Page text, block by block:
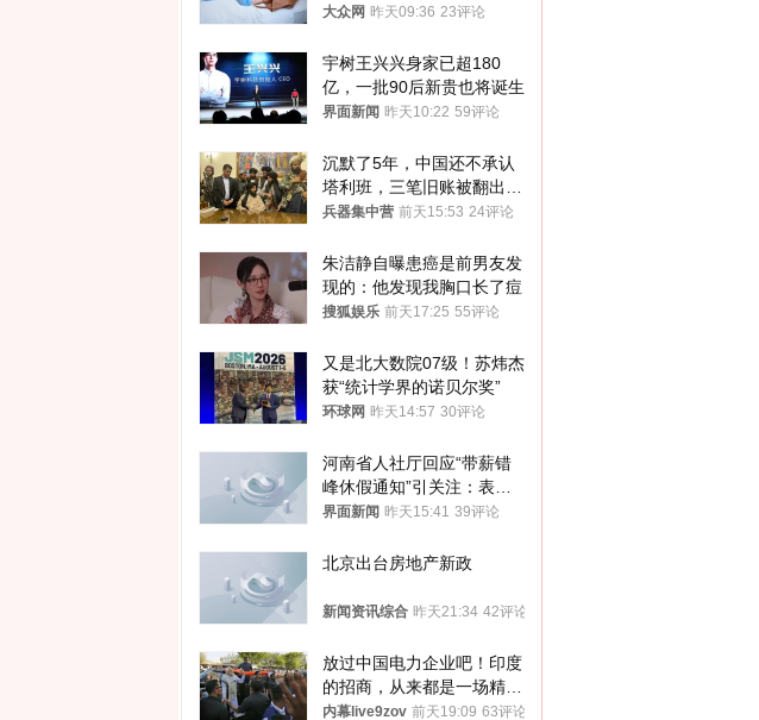
样睡觉更伤身
大众网 昨天09:36 23评论
宇树王兴兴身家已超180
亿，一批90后新贵也将诞生
界面新闻 昨天10:22 59评论
沉默了5年，中国还不承认
塔利班，三笔旧账被翻出，
最大风险出现
兵器集中营 前天15:53 24评论
朱洁静自曝患癌是前男友发
现的：他发现我胸口长了痘
搜狐娱乐 前天17:25 55评论
又是北大数院07级！苏炜杰
获“统计学界的诺贝尔奖”
环球网 昨天14:57 30评论
河南省人社厅回应“带薪错
峰休假通知”引关注：表述
不够准确，待修改后印发
界面新闻 昨天15:41 39评论
北京出台房地产新政
新闻资讯综合 昨天21:34 42评论
放过中国电力企业吧！印度
的招商，从来都是一场精准
收割
内幕live9zov 前天19:09 63评论